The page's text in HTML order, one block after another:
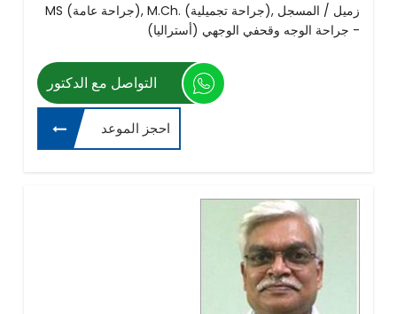
MS (جراحة عامة), M.Ch. (جراحة تجميلية), زميل / المسجل
- جراحة الوجه وقحفي الوجهي (أستراليا)
التواصل مع الدكتور
احجز الموعد